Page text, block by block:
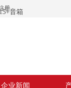
册音箱
企业新闻